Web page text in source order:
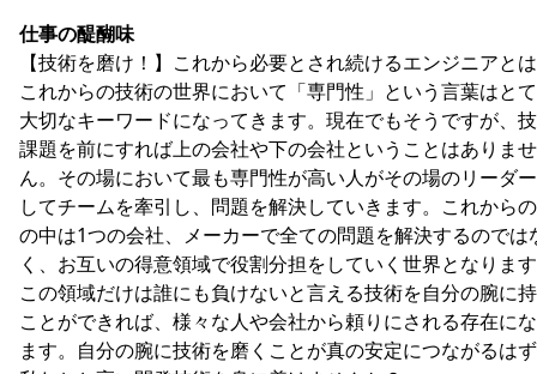
仕事の醍醐味
【技術を磨け！】これから必要とされ続けるエンジニアと
これからの技術の世界において「専門性」という言葉はと
大切なキーワードになってきます。現在でもそうですが、
課題を前にすれば上の会社や下の会社ということはありませ
ん。その場において最も専門性が高い人がその場のリーダ
してチームを牽引し、問題を解決していきます。これから
の中は1つの会社、メーカーで全ての問題を解決するのでは
く、お互いの得意領域で役割分担をしていく世界となりま
この領域だけは誰にも負けないと言える技術を自分の腕に
ことができれば、様々な人や会社から頼りにされる存在に
ます。自分の腕に技術を磨くことが真の安定につながるは